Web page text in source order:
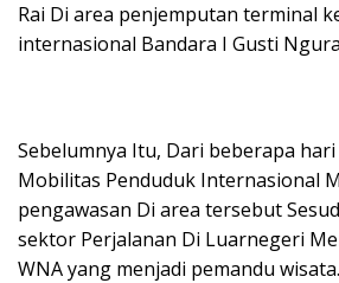
Rai Di area penjemputan terminal
internasional Bandara I Gusti
Sebelumnya Itu, Dari beberapa
Mobilitas Penduduk Internasional
pengawasan Di area tersebut
sektor Perjalanan Di Luarnegeri
WNA yang menjadi pemandu wisata.